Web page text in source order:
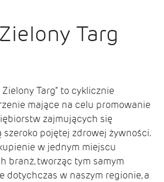
Targ
Targ” to cyklicznie
mające na celu promowanie
zajmujących się
pojętej zdrowej żywności.
w jednym miejscu
branż, tworząc tym samym
dotychczas w naszym regionie, a